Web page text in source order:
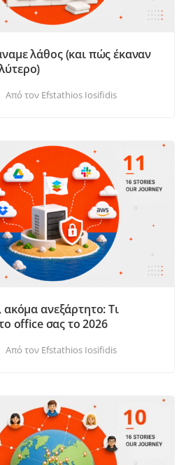
λάθος (και πώς έκαναν
Από τον Efstathios Iosifidis
ακόμα ανεξάρτητο: Τι
office σας το 2026
Από τον Efstathios Iosifidis